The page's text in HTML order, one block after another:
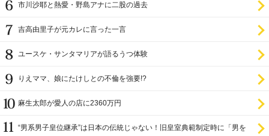
市川沙耶と熱愛・野島アナに二股の過去
吉高由里子が元カレに言った一言
ユースケ・サンタマリアが語るうつ体験
りえママ、娘にたけしとの不倫を強要!?
麻生太郎が愛人の店に2360万円
“男系男子皇位継承”は日本の伝統じゃない！旧皇室典範制定時に「男を